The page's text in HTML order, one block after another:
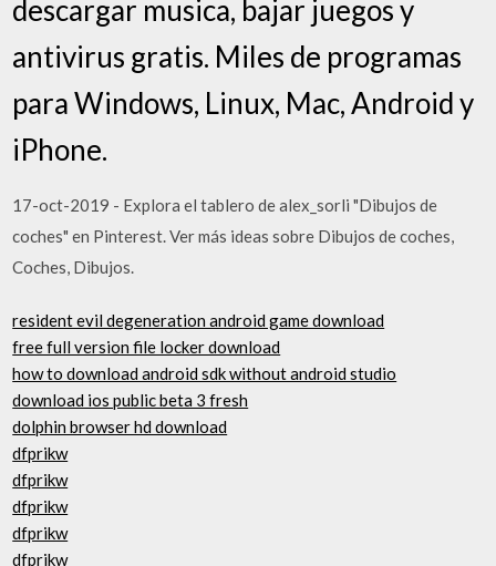
descargar musica, bajar juegos y
antivirus gratis. Miles de programas
para Windows, Linux, Mac, Android y
iPhone.
17-oct-2019 - Explora el tablero de alex_sorli "Dibujos de
coches" en Pinterest. Ver más ideas sobre Dibujos de coches,
Coches, Dibujos.
resident evil degeneration android game download
free full version file locker download
how to download android sdk without android studio
download ios public beta 3 fresh
dolphin browser hd download
dfprikw
dfprikw
dfprikw
dfprikw
dfprikw